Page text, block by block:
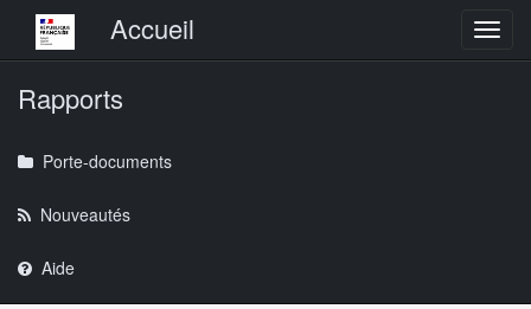
Menu principalAccueil
Rapports
Porte-documents
Nouveautés
Aide